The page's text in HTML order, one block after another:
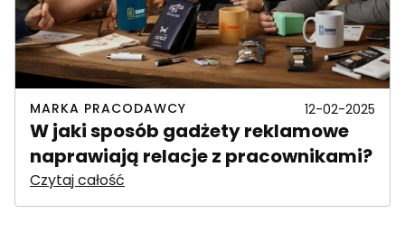
MARKA PRACODAWCY 12-02-2025
W jaki sposób gadżety reklamowe
naprawiają relacje z pracownikami?
Czytaj całość